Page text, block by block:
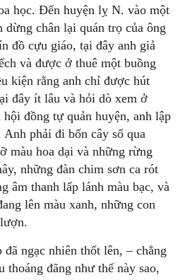
học. Đến huyện lỵ N. vào một
dừng chân lại quán trọ của ông
đồ cựu giáo, tại đây anh giả
và được ở thuê một buồng
kiện rằng anh chỉ được hút
đây ít lâu và hỏi dò xem ở
đồng tự quản huyện, anh lập
phải đi bốn cây số qua
màu hoa dại và những rừng
những đàn chim sơn ca rót
âm thanh lấp lánh màu bạc, và
lên màu xanh, những con
ngạc nhiên thốt lên, – chẳng
thoáng đãng như thế này sao,